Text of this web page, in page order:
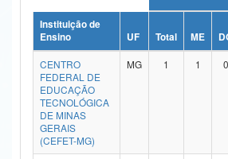
Ministério da Ciência, Tecnologia, Inovações e
Ministério do Meio Ambiente
Ministério do Turismo
Ministério do Desenvolvimento Regional
Controladoria-Geral da União
Instituição de
Ensino
UF Total ME
CENTRO
FEDERAL DE
EDUCAÇÃO
TECNOLÓGICA
DE MINAS
GERAIS
(CEFET-MG)
MG 1 1 0